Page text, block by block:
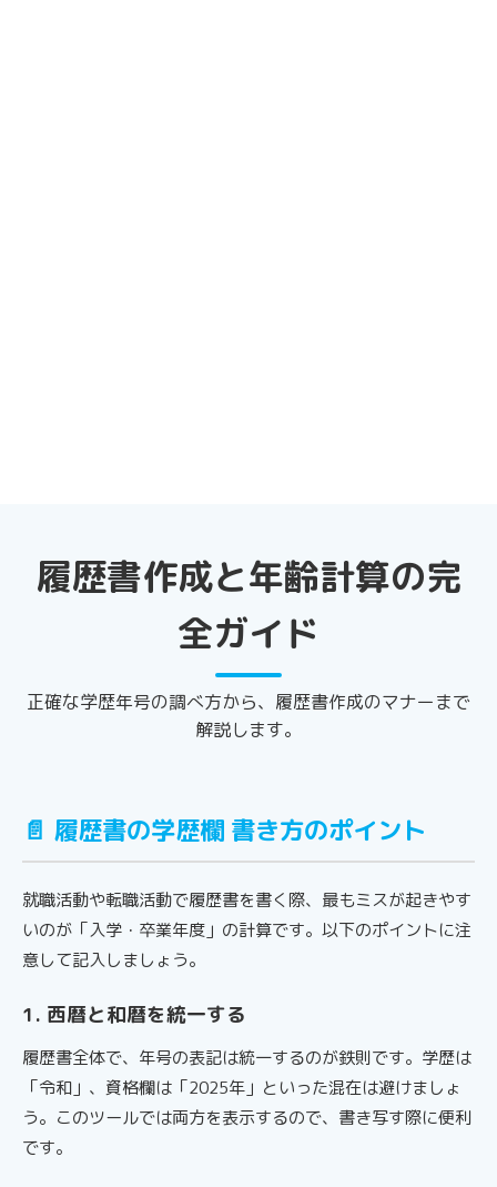
履歴書作成と年齢計算の完
全ガイド
正確な学歴年号の調べ方から、履歴書作成のマナーまで
解説します。
📄 履歴書の学歴欄 書き方のポイント
就職活動や転職活動で履歴書を書く際、最もミスが起きやす
いのが「入学・卒業年度」の計算です。以下のポイントに注
意して記入しましょう。
1. 西暦と和暦を統一する
履歴書全体で、年号の表記は統一するのが鉄則です。学歴は
「令和」、資格欄は「2025年」といった混在は避けましょ
う。このツールでは両方を表示するので、書き写す際に便利
です。